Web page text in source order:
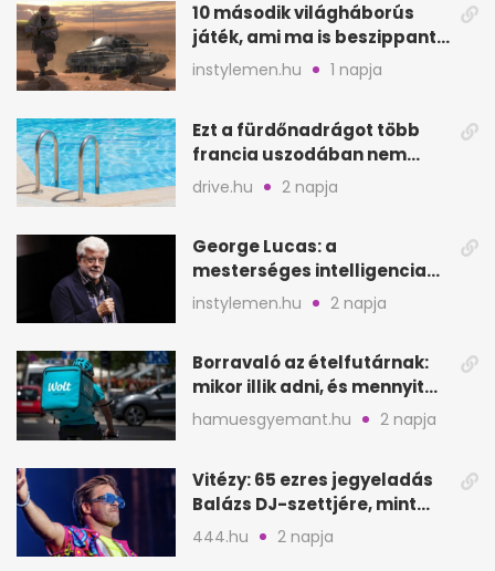
10 második világháborús
játék, ami ma is beszippant
a képernyő elé
instylemen.hu 1 napja
Ezt a fürdőnadrágot több
francia uszodában nem
fogadják el
drive.hu 2 napja
George Lucas: a
mesterséges intelligencia
lehet Hollywood következő
lépése
instylemen.hu 2 napja
Borravaló az ételfutárnak:
mikor illik adni, és mennyit
rendeléskor?
hamuesgyemant.hu 2 napja
Vitézy: 65 ezres jegyeladás
Balázs DJ-szettjére, mint
metró nélküli Puskás-meccs
444.hu 2 napja